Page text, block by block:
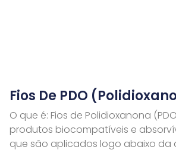
Fios De PDO
O que é: Fios de Polidioxanona
produtos biocompatíveis e
que são aplicados logo abaixo da